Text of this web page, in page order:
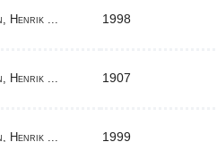
Henrik ... 1998
Henrik ... 1907
Henrik ... 1999